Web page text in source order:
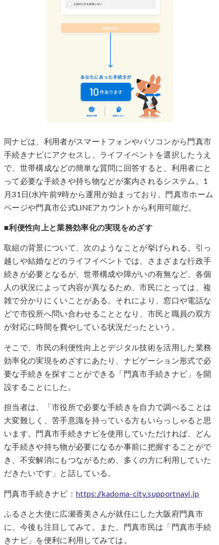
同ナビは、利用者がスマートフォンやパソコンから門真市
手続きナビにアクセスし、ライフイベントを選択したうえ
で、世帯構成などの簡単な質問に回答すると、利用者にと
って必要な手続きや持ち物などが案内されるシステム。1
月31日(水)午前9時から運用が始まっており、門真市ホーム
ページや門真市公式LINEアカウントから利用可能だ。
■利便性向上と業務効率化の実現をめざす
取組の背景について、次のようなことが挙げられる。引っ
越しや結婚などのライフイベントでは、さまざまな行政手
続きが必要となるが、世帯構成や障がいの有無など、各個
人の状況によって内容が異なるため、市民にとっては、複
雑で分かりにくいことがある。それにより、窓口や電話な
どで市役所へ問い合わせることとなり、市民と職員の双方
が対応に時間を費やしている状況だったという。
そこで、市民の利便性向上とデジタル技術を活用した業務
効率化の実現をめざすにあたり、ナビゲーション形式で必
要な手続きを探すことができる「門真市手続きナビ」を開
設することにした。
担当者は、「市役所で必要な手続きを自力で調べることは
大変難しく、苦手意識を持っている方もいらっしゃると思
います。門真市手続きナビを使用していただければ、どん
な手続きや持ち物が必要になるか事前に把握することがで
き、不安解消にもつながるため、多くの方に利用していた
だきたいです」と話している。
門真市手続きナビ： https://kadoma-city.supportnavi.jp
ふるさと大使に広瀬香美さんが就任にした大阪府門真市
に、今後も注目してみて。また、門真市民は「門真市手続
きナビ」を便利に利用してみては。